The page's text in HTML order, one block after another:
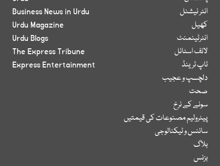
انٹر نیشنل
کھیل
انٹرٹینمنٹ
لائف اسٹائل
ٹاپ ٹرینڈ
دلچسپ و عجیب
صحت
سونے کے نرخ
پیٹرولیم مصنوعات کی قیمتیں
سائنس و ٹیکنالوجی
بلاگ
بزنس
Business News in Urdu
Urdu Magazine
Urdu Blogs
The Express Tribune
Express Entertainment